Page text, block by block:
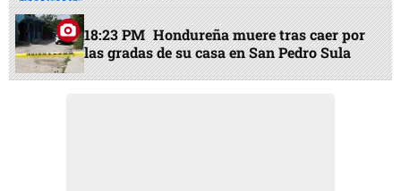
18:23 PM Hondureña muere tras caer por
las gradas de su casa en San Pedro Sula